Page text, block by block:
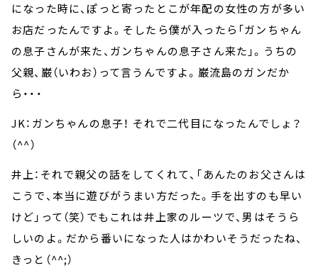
になった時に、ぽっと寄ったとこが年配の女性の方が多い
お店だったんですよ。そしたら僕が入ったら「ガンちゃん
の息子さんが来た、ガンちゃんの息子さん来た」。うちの
父親、巌（いわお）って言うんですよ。巌流島のガンだか
ら・・・
JK：ガンちゃんの息子！ それで二代目になったんでしょ？
（^^）
井上：それで親父の話をしてくれて、「あんたのお父さんは
こうで、本当に遊びがうまい方だった。手を出すのも早い
けど」って（笑）でもこれは井上家のルーツで、男はそうら
しいのよ。だから番いになった人はかわいそうだったね、
きっと（^^;）